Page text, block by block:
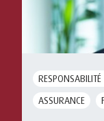
ASSURANCE